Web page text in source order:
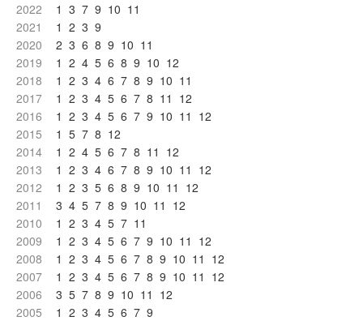
2022
1 3 7 9 10 11
2021
1 2 3 9
2020
2 3 6 8 9 10 11
2019
1 2 4 5 6 8 9 10 12
2018
1 2 3 4 6 7 8 9 10 11
2017
1 2 3 4 5 6 7 8 11 12
2016
1 2 3 4 5 6 7 9 10 11 12
2015
1 5 7 8 12
2014
1 2 4 5 6 7 8 11 12
2013
1 2 3 4 6 7 8 9 10 11 12
2012
1 2 3 5 6 8 9 10 11 12
2011
3 4 5 7 8 9 10 11 12
2010
1 2 3 4 5 7 11
2009
1 2 3 4 5 6 7 9 10 11 12
2008
1 2 3 4 5 6 7 8 9 10 11 12
2007
1 2 3 4 5 6 7 8 9 10 11 12
2006
3 5 7 8 9 10 11 12
2005
1 2 3 4 5 6 7 9